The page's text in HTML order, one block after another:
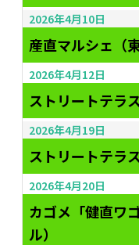
2026年4月10日
産直マルシェ（
2026年4月12日
ストリートテラ
2026年4月19日
ストリートテラ
2026年4月20日
カゴメ「健直ワ
ル）